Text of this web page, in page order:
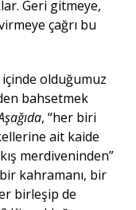
Geri gitmeye,
çağrı bu
içinde olduğumuz
bahsetmek
, “her biri
ait kaide
merdiveninden”
kahramanı, bir
birleşip de